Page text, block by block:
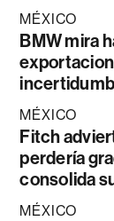
MÉXICO
BMW mira
MÉXICO
Fitch
perdería
consolida
MÉXICO